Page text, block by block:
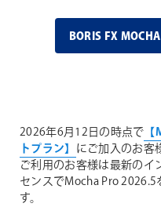
BORIS FX
2026年6月12日の時点で
トプラン】 にご加入のお客
ご利用のお客様は最新のイ
センスでMocha Pro
す。